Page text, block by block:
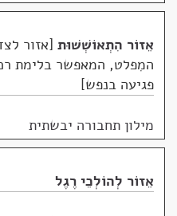
אֵזוֹר הִתְאוֹשְׁשׁוּת אזור
המִפלט, המאפשר בלימת
פגיעה בנפש
מילון תחבורה יבשתית
אֵזוֹר לְהוֹלְכֵי רֶגֶל